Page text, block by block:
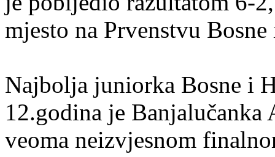
mjesto na Prvenstvu
Najbolja juniorka Bosne i
12.godina je Banjalučanka
veoma neizvjesnom